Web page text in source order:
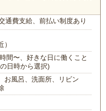
通費支給、前払い制度あり
）
間〜、好きな日に働くこと
日時から選択)
お風呂、洗面所、リビン